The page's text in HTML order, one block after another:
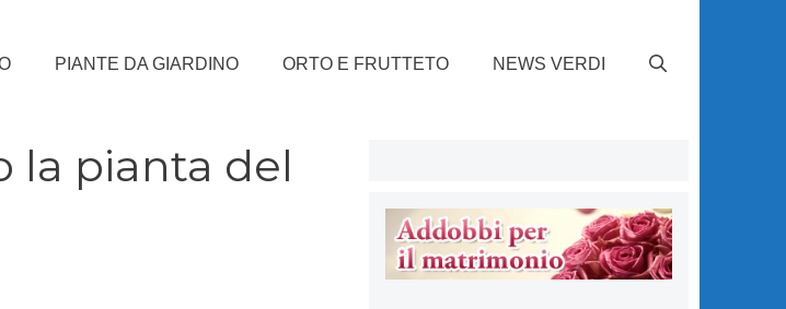
PIANTE DA GIARDINO ORTO E FRUTTETO NEWS VERDI
la pianta del